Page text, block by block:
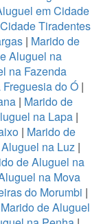
em Cidade
Tiradentes
| Marido de
Aluguel na
na Fazenda
do Ó |
| Marido de
na Lapa |
| Marido de
na Luz|
de Aluguel na
na Mova
do Morumbi |
Marido de Aluguel